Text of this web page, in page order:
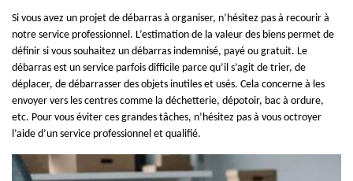
Si vous avez un projet de débarras à organiser, n’hésitez pas à recourir à
notre service professionnel. L’estimation de la valeur des biens permet de
définir si vous souhaitez un débarras indemnisé, payé ou gratuit. Le
débarras est un service parfois difficile parce qu’il s’agit de trier, de
déplacer, de débarrasser des objets inutiles et usés. Cela concerne à les
envoyer vers les centres comme la déchetterie, dépotoir, bac à ordure,
etc. Pour vous éviter ces grandes tâches, n’hésitez pas à vous octroyer
l’aide d’un service professionnel et qualifié.